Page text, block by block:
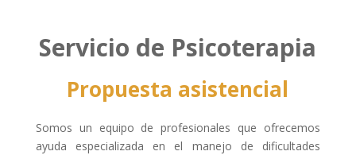
Servicio de Psicoterapia
Propuesta asistencial
Somos un equipo de profesionales que ofrecemos
ayuda especializada en el manejo de dificultades